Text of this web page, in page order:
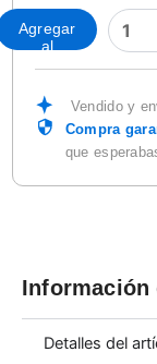
CAJA
C/50
PZAS.
AZUL
NEGRA
Agregar
al
Vendido y
Compra
que
Detalles del